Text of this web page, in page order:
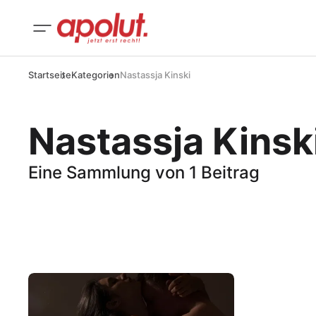
StartseiteKategorienNastassja Kinski
Nastassja
Eine Sammlung von 1 Beitrag